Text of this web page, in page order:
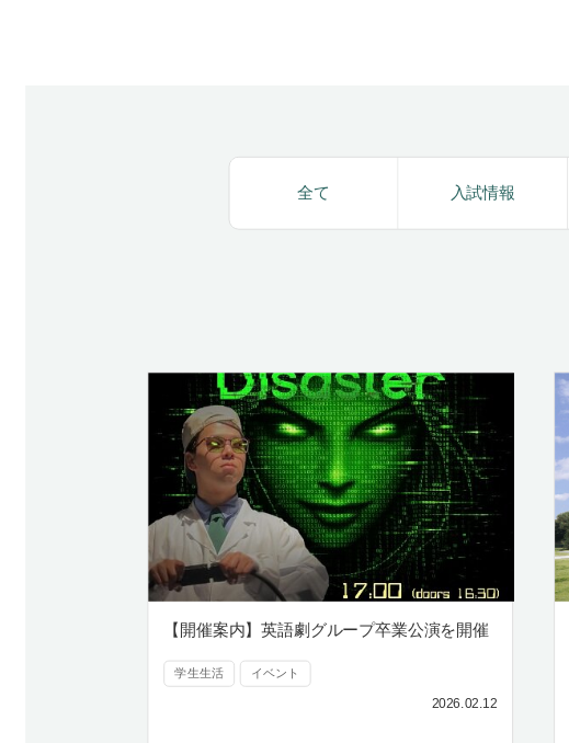
全て 入試情報
【開催案内】英語劇グループ卒業公演を開催
学生生活 イベント
2026.02.12